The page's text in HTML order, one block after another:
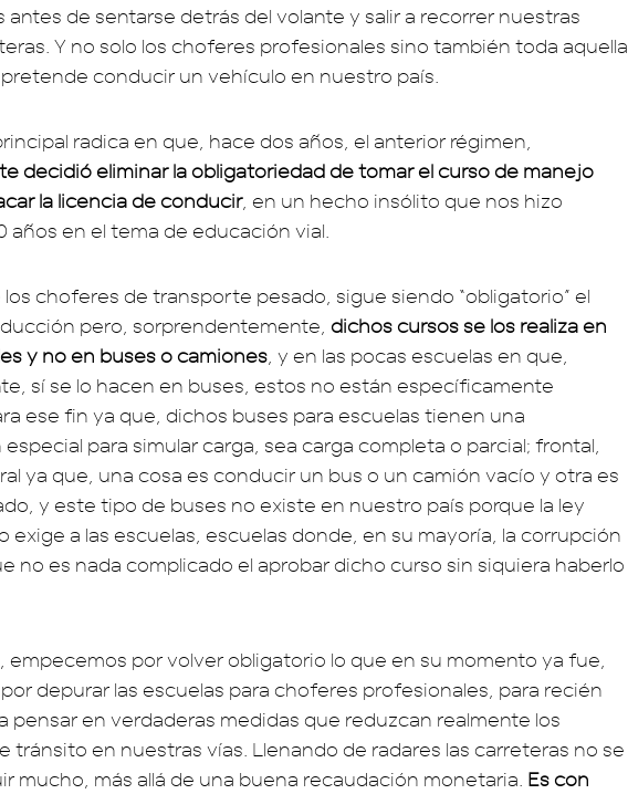
antes de sentarse detrás del volante y salir a recorrer nuestras
Y no solo los choferes profesionales sino también toda aquella
conducir un vehículo en nuestro país.
radica en que, hace dos años, el anterior régimen,
decidió eliminar la obligatoriedad de tomar el curso de manejo
la licencia de conducir, en un hecho insólito que nos hizo
años en el tema de educación vial.
los choferes de transporte pesado, sigue siendo “obligatorio” el
pero, sorprendentemente, dichos cursos se los realiza en
y no en buses o camiones , y en las pocas escuelas en que,
sí se lo hacen en buses, estos no están específicamente
ese fin ya que, dichos buses para escuelas tienen una
para simular carga, sea carga completa o parcial; frontal,
ya que, una cosa es conducir un bus o un camión vacío y otra es
y este tipo de buses no existe en nuestro país porque la ley
exige a las escuelas, escuelas donde, en su mayoría, la corrupción
no es nada complicado el aprobar dicho curso sin siquiera haberlo
empecemos por volver obligatorio lo que en su momento ya fue,
depurar las escuelas para choferes profesionales, para recién
pensar en verdaderas medidas que reduzcan realmente los
tránsito en nuestras vías. Llenando de radares las carreteras no se
mucho, más allá de una buena recaudación monetaria. Es con